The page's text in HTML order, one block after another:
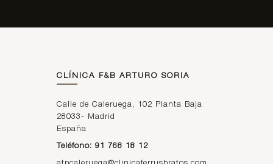
CLÍNICA F&B ARTURO SORIA
Calle de Caleruega, 102 Planta Baja
28033-
Madrid
España
Teléfono: 91 768 18 12